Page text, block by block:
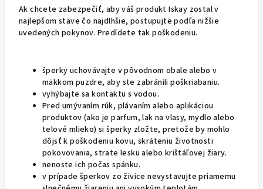
Ak chcete zabezpečiť, aby váš produkt Iskay zostal v
najlepšom stave čo najdlhšie, postupujte podľa nižšie
uvedených pokynov. Predídete tak poškodeniu.
šperky uchovávajte v pôvodnom obale alebo v
mäkkom puzdre, aby ste zabránili poškriabaniu.
vyhýbajte sa kontaktu s vodou.
Pred umývaním rúk, plávaním alebo aplikáciou
produktov (ako je parfum, lak na vlasy, mydlo alebo
telové mlieko) si šperky zložte, pretože by mohlo
dôjsť k poškodeniu kovu, skráteniu životnosti
pokovovania, strate lesku alebo krištáľovej žiary.
nenoste ich počas spánku.
v prípade šperkov zo živice nevystavujte priamemu